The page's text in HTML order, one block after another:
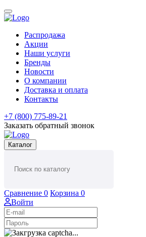
Распродажа
Акции
Наши услуги
Бренды
Новости
О компании
Доставка и оплата
Контакты
+7 (800) 775-89-21
Заказать обратный звонок
Каталог
Сравнение 0 Корзина 0
Войти